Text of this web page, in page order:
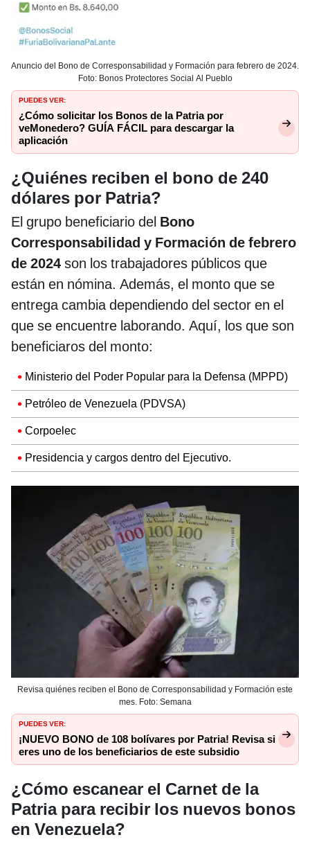
Anuncio del Bono de Corresponsabilidad y Formación para febrero de 2024.
Foto: Bonos Protectores Social Al Pueblo
PUEDES VER:
¿Cómo solicitar los Bonos de la Patria por
veMonedero? GUÍA FÁCIL para descargar la
aplicación
¿Quiénes reciben el bono de 240
dólares por Patria?
El grupo beneficiario del Bono
Corresponsabilidad y Formación de febrero
de 2024 son los trabajadores públicos que
están en nómina. Además, el monto que se
entrega cambia dependiendo del sector en el
que se encuentre laborando. Aquí, los que son
beneficiaros del monto:
Ministerio del Poder Popular para la Defensa (MPPD)
Petróleo de Venezuela (PDVSA)
Corpoelec
Presidencia y cargos dentro del Ejecutivo.
Revisa quiénes reciben el Bono de Corresponsabilidad y Formación este
mes. Foto: Semana
PUEDES VER:
¡NUEVO BONO de 108 bolívares por Patria! Revisa si
eres uno de los beneficiarios de este subsidio
¿Cómo escanear el Carnet de la
Patria para recibir los nuevos bonos
en Venezuela?